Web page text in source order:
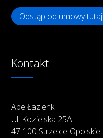
Odstąp od umowy tutaj
Kontakt
Ape Łazienki
Ul. Kozielska 25A
47-100 Strzelce Opolskie